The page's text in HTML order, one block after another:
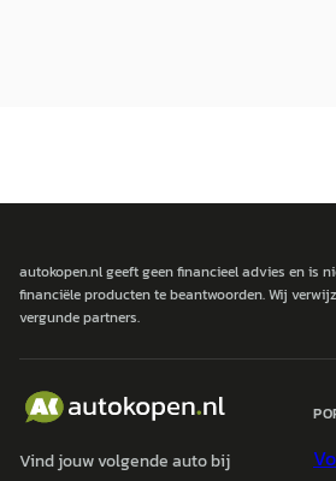
autokopen.nl geeft geen financieel advies en is
financiële producten te beantwoorden. Wij
vergunde partners.
Vind jouw volgende auto bij